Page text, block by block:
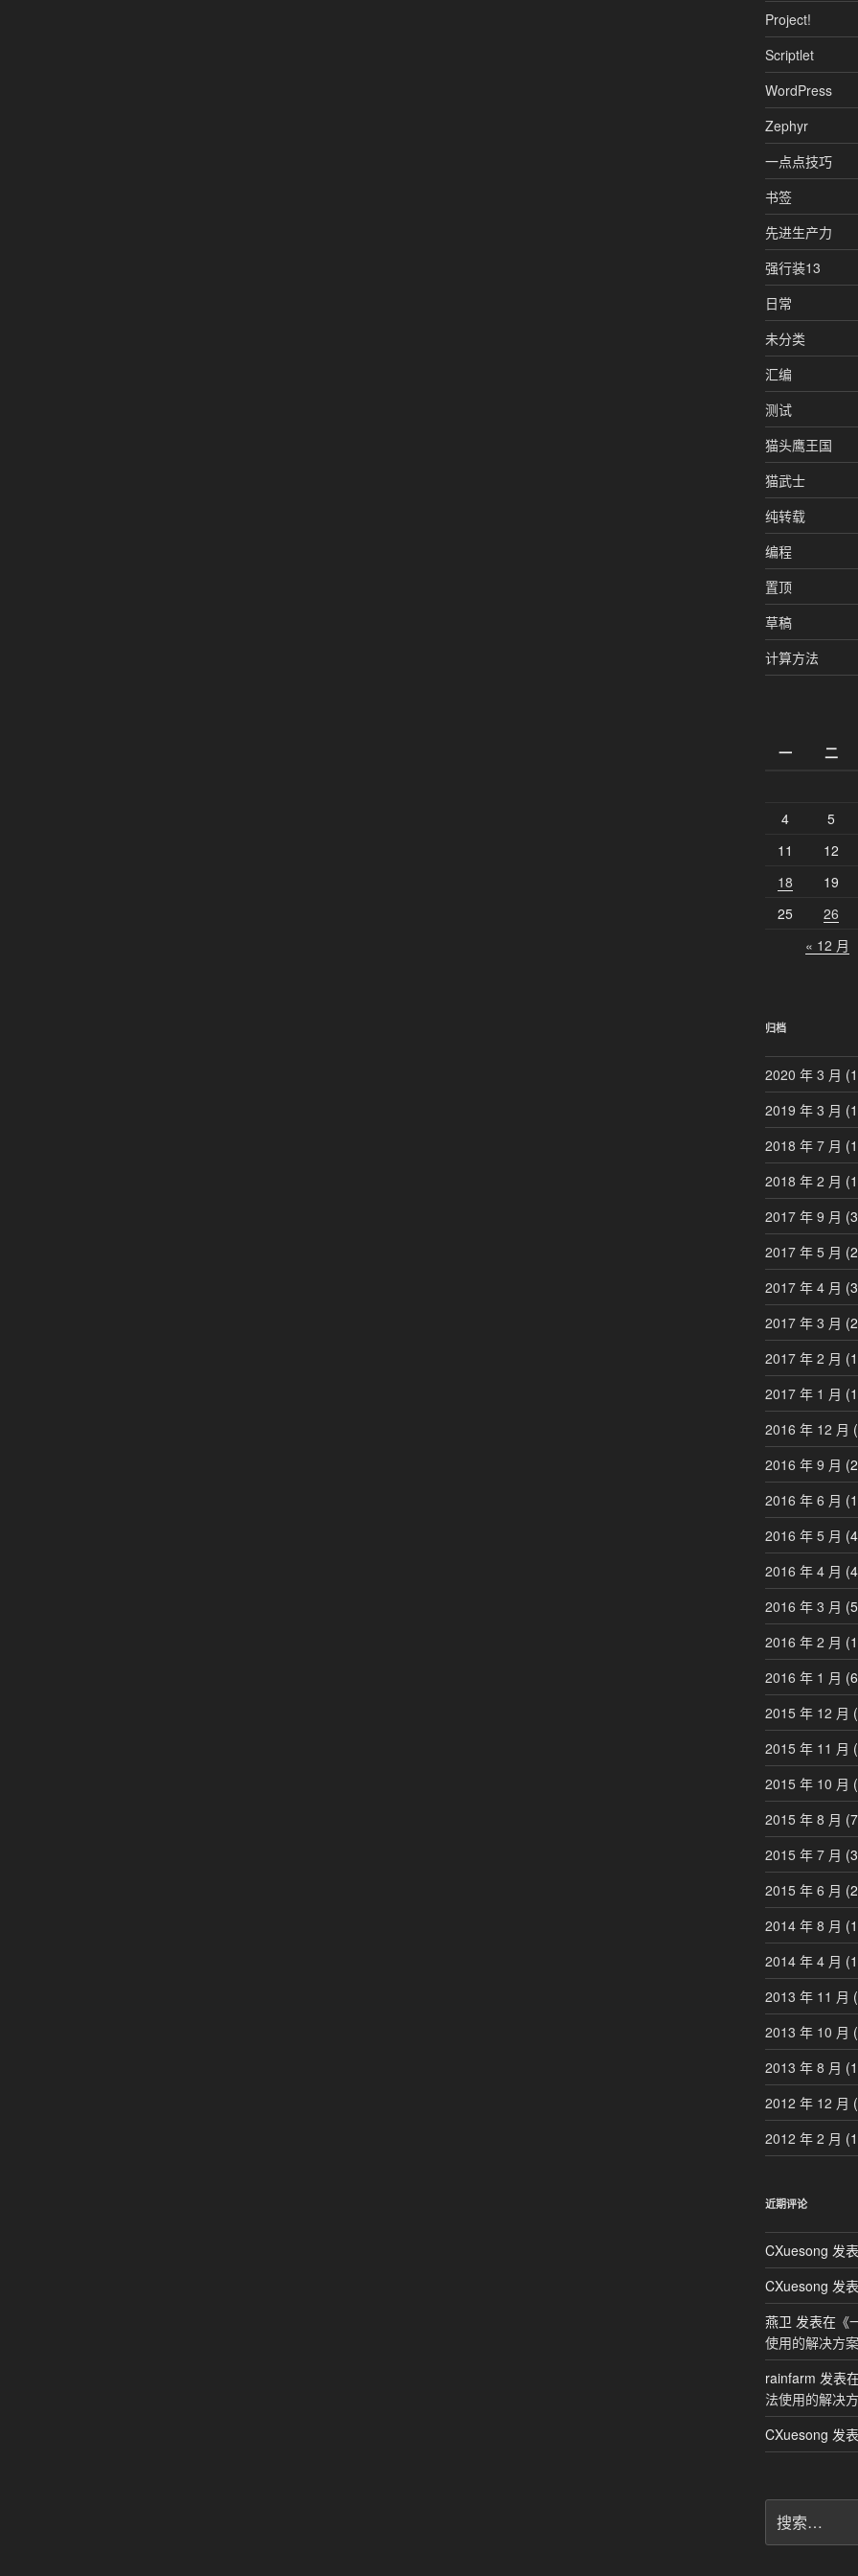
Project!
Scriptlet
WordPress
Zephyr
一点点技巧
书签
先进生产力
强行装13
日常
未分类
汇编
测试
猫头鹰王国
猫武士
纯转载
编程
置顶
草稿
计算方法
一
二
4
5
11
12
18
19
25
26
« 12 月
归档
2020 年 3 月
2019 年 3 月
2018 年 7 月
2018 年 2 月
2017 年 9 月
2017 年 5 月
2017 年 4 月
2017 年 3 月
2017 年 2 月
2017 年 1 月
2016 年 12 月
2016 年 9 月
2016 年 6 月
2016 年 5 月
2016 年 4 月
2016 年 3 月
2016 年 2 月
2016 年 1 月
2015 年 12 月
2015 年 11 月
2015 年 10 月
2015 年 8 月
2015 年 7 月
2015 年 6 月
2014 年 8 月
2014 年 4 月
2013 年 11 月
2013 年 10 月
2013 年 8 月
2012 年 12 月
2012 年 2 月
近期评论
CXuesong 发
CXuesong 发
燕卫 发表在《
使用的解决方案
rainfarm 发表
法使用的解决
CXuesong 发
索：